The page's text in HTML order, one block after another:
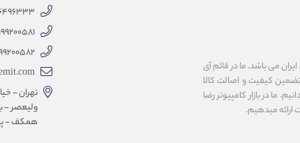
می باشد. ما در قائم آی
تضمین کیفیت و اصالت کالا
ما در بازار کامپیوتر رضا
تهران -
ولیعصر -
همکف -